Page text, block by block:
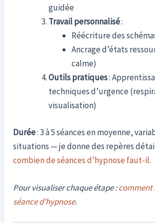
guidée
Travail personnalisé:
Réécriture des
Ancrage d’états
calme)
Outils pratiques:
techniques d’urgence
visualisation)
Durée: 3 à 5 séances en moyenne,
situations — je donne des repères
combien de séances d’hypnose faut-il.
Pour visualiser chaque étape :comment
séance d’hypnose.